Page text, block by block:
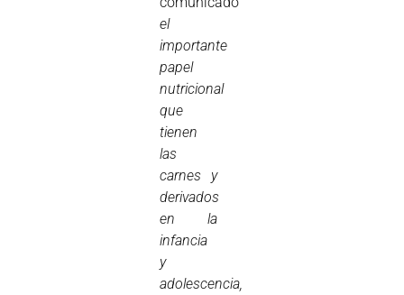
el
importante
papel
nutricional
que
tienen
las
carnes y
derivados
en la
infancia
y
adolescencia,